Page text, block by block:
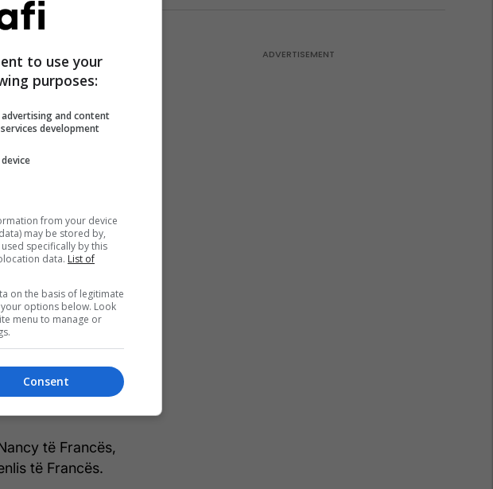
mbrojtësit
në
repartin defensiv
Chadi Riad nga
të Francës,
të Francës.
to use your
purposes:
and content
development
from your device
may be stored by,
specifically by this
data. List of
on the basis of legitimate
options below. Look
menu to manage or
Consent